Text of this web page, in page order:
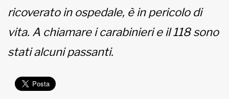
ricoverato in ospedale, è in pericolo di
vita. A chiamare i carabinieri e il 118 sono
stati alcuni passanti.